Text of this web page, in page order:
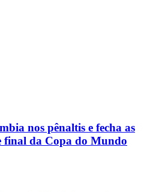
nos pênaltis e fecha as
final da Copa do Mundo